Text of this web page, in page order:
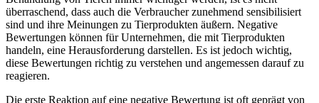
‍überraschend, dass auch⁤ die Verbraucher zunehmend sensibilisiert
sind und ihre Meinungen zu Tierprodukten äußern. Negative
Bewertungen können für Unternehmen, die mit Tierprodukten
handeln, eine⁤ Herausforderung darstellen. ⁢Es ist jedoch wichtig,
diese‌ Bewertungen richtig zu verstehen und angemessen darauf zu
reagieren.
Die erste Reaktion auf ⁣eine‍ negative⁣ Bewertung ist oft geprägt⁣ von⁤